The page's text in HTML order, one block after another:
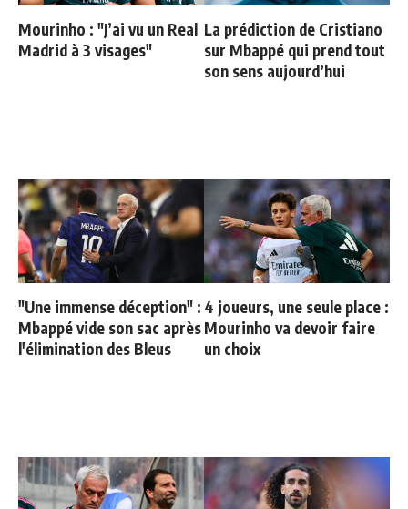
Mourinho : "J’ai vu un Real
Madrid à 3 visages"
La prédiction de Cristiano
sur Mbappé qui prend tout
son sens aujourd’hui
"Une immense déception" :
Mbappé vide son sac après
l'élimination des Bleus
4 joueurs, une seule place :
Mourinho va devoir faire
un choix